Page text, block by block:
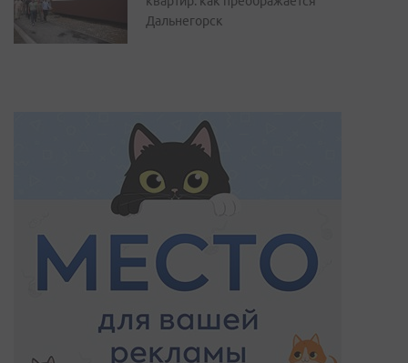
Дальнегорск